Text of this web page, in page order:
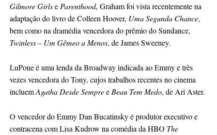
Gilmore GirlseParenthood, Graham foi vista recentemente na
adaptação do livro de Colleen Hoover, Uma Segunda Chance,
bem como na dramédia vencedora do prêmio do Sundance,
Twinless – Um Gêmeo a Menos, de James Sweeney.
LuPone é uma lenda da Broadway indicada ao Emmy e três
vezes vencedora do Tony, cujos trabalhos recentes no cinema
incluemAgatha Desde SempreeBeau Tem Medo, de Ari Aster.
O vencedor do Emmy Dan Bucatinsky é produtor executivo e
contracena com Lisa Kudrow na comédia da HBO The